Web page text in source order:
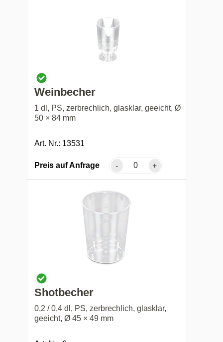
Weinbecher
1 dl, PS, zerbrechlich, glasklar, geeicht, Ø
50 × 84 mm
Art. Nr.: 13531
Preis auf Anfrage - +
Shotbecher
0,2 / 0,4 dl, PS, zerbrechlich, glasklar,
geeicht, Ø 45 × 49 mm